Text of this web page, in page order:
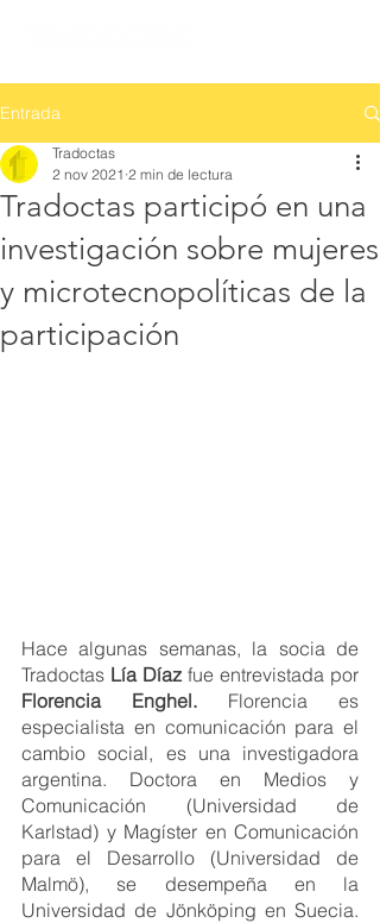
Entrada
Tradoctas participó en una
investigación sobre mujeres
y microtecnopolíticas de la
participación
Tradoctas
2 nov 2021 2 min de lectura
Hace algunas semanas, la socia de
Tradoctas Lía Díaz
Florencia Enghel. Florencia es
especialista en comunicación para el
cambio social, es una investigadora
argentina. Doctora en Medios y
Comunicación (Universidad de
Karlstad) y Magíster en Comunicación
para el Desarrollo (Universidad de
Malmö), se desempeña en la